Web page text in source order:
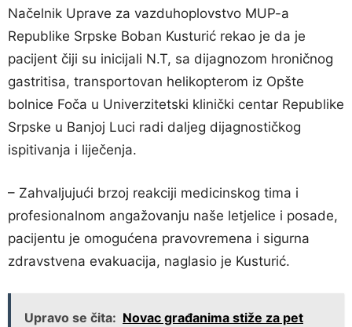
Načelnik Uprave za vazduhoplovstvo MUP-a
Republike Srpske Boban Kusturić rekao je da je
pacijent čiji su inicijali N.T, sa dijagnozom hroničnog
gastritisa, transportovan helikopterom iz Opšte
bolnice Foča u Univerzitetski klinički centar Republike
Srpske u Banjoj Luci radi daljeg dijagnostičkog
ispitivanja i liječenja.
– Zahvaljujući brzoj reakciji medicinskog tima i
profesionalnom angažovanju naše letjelice i posade,
pacijentu je omogućena pravovremena i sigurna
zdravstvena evakuacija, naglasio je Kusturić.
Upravo se čita: Novac građanima stiže za pet